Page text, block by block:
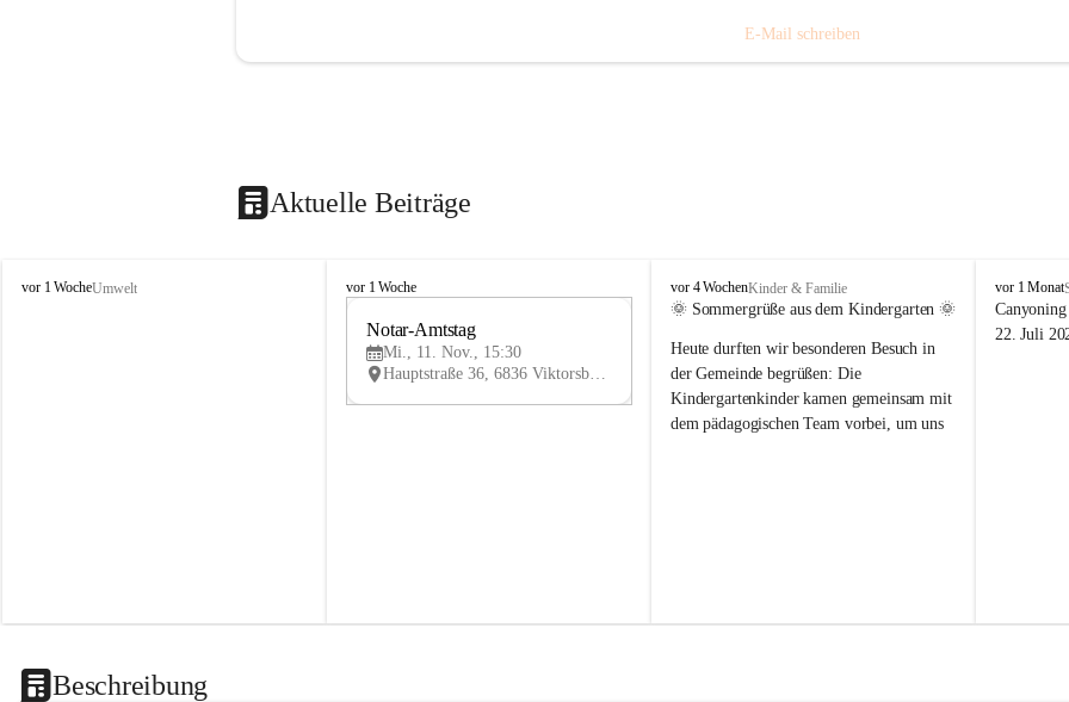
E-Mail schreiben
Aktuelle Beiträge
V
vor 1 WocheUmwelt
V
vor 1 Woche
V
Notar-Amtstag
Mi., 11. Nov., 15:30
Hauptstraße 36, 6836 Viktorsberg, AUT
V
i
t
o
r
s
vor 4 WochenKinder & Familie
🌞 Sommergrüße aus dem Kindergarten 🌞
Heute durften wir besonderen Besuch in
der Gemeinde begrüßen: Die
Kindergartenkinder kamen gemeinsam mit
dem pädagogischen Team vorbei, um uns
V
i
k
vor 1 Monat
22. Juli
Beschreibung